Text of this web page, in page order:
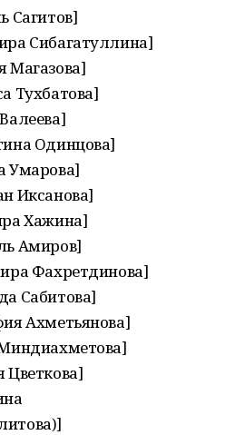
Сагитов]
Сибагатуллина]
Магазова]
Тухбатова]
Οдинцова]
Умарова]
Иксанова]
Хажина]
Амиров]
Фахретдинова]
Сабитова]
Ахметьянова]
Цветкова]